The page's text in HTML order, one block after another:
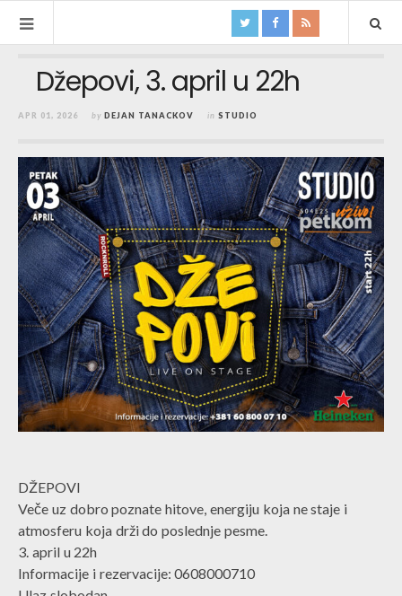
Džepovi, 3. april u 22h
APR 01, 2026 by DEJAN TANACKOV in STUDIO
DŽEPOVI
Veče uz dobro poznate hitove, energiju koja ne staje i
atmosferu koja drži do poslednje pesme.
3. april u 22h
Informacije i rezervacije: 0608000710